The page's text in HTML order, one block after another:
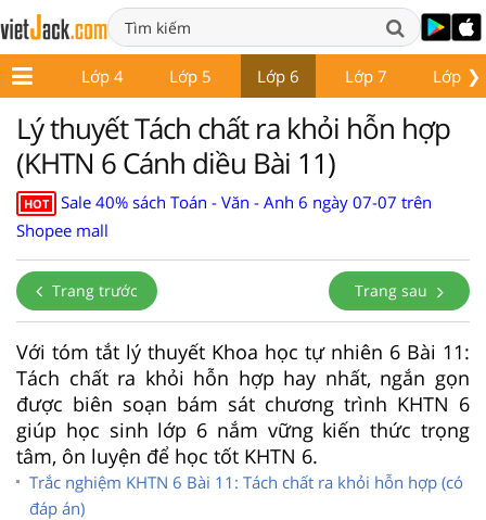
❯
3 Lớp 4 Lớp 5 Lớp 6 Lớp 7 Lớp 8
Lý thuyết Tách chất ra khỏi hỗn hợp
(KHTN 6 Cánh diều Bài 11)
HOT
Sale 40% sách Toán - Văn - Anh 6 ngày 07-07 trên
Shopee mall
Trang trước Trang sau
Với tóm tắt lý thuyết Khoa học tự nhiên 6 Bài 11:
Tách chất ra khỏi hỗn hợp hay nhất, ngắn gọn
được biên soạn bám sát chương trình KHTN 6
giúp học sinh lớp 6 nắm vững kiến thức trọng
tâm, ôn luyện để học tốt KHTN 6.
Trắc nghiệm KHTN 6 Bài 11: Tách chất ra khỏi hỗn hợp (có
đáp án)